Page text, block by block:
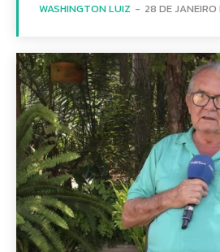
WASHINGTON LUIZ - 28 DE